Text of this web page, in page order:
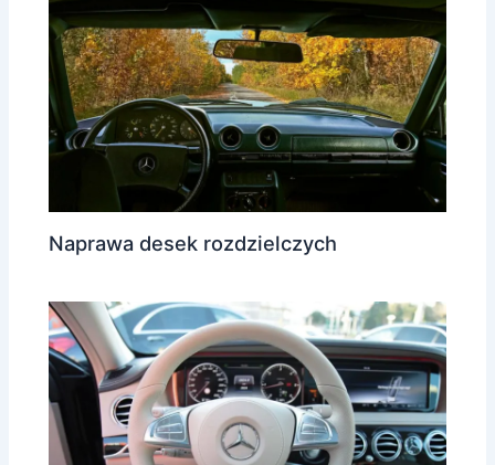
Naprawa desek rozdzielczych